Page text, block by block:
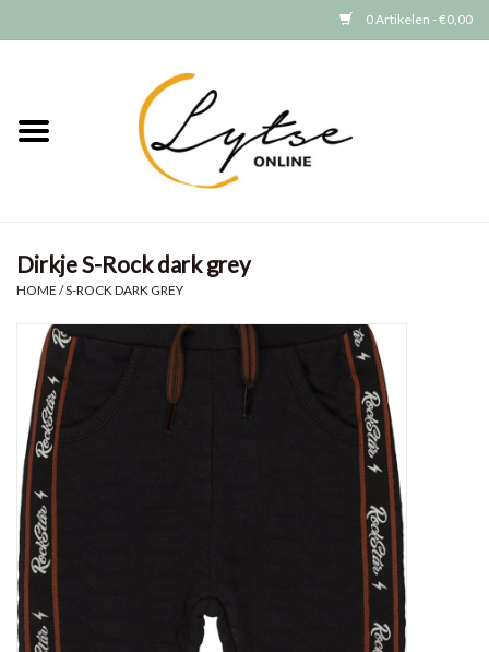
0 Artikelen - €0,00
Meisjes
Merken
GRATIS VERZENDEN (vanaf EUR
15)
Dirkje S-Rock dark grey
HOME /S-ROCK DARK GREY